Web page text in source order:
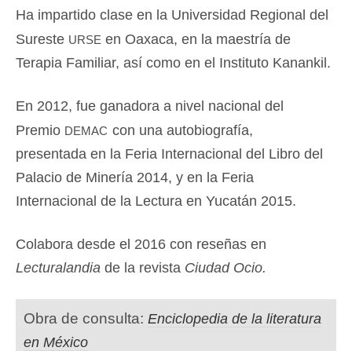
Ha impartido clase en la Universidad Regional del
Sureste urse en Oaxaca, en la maestría de
Terapia Familiar, así como en el Instituto Kanankil.
En 2012, fue ganadora a nivel nacional del
Premio demac con una autobiografía,
presentada en la Feria Internacional del Libro del
Palacio de Minería 2014, y en la Feria
Internacional de la Lectura en Yucatán 2015.
Colabora desde el 2016 con reseñas en
Lecturalandia de la revista Ciudad Ocio.
Obra de consulta: Enciclopedia de la literatura
en México